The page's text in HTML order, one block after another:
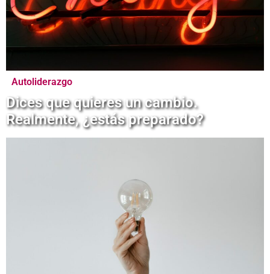
Autoliderazgo
Dices que quieres un cambio.
Realmente, ¿estás preparado?